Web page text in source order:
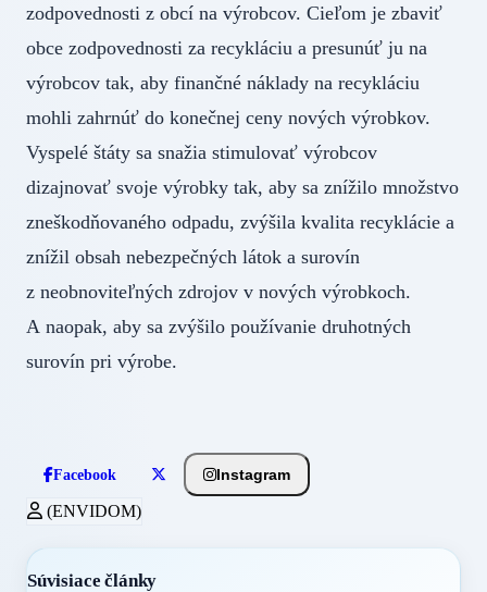
zodpovednosti z obcí na výrobcov. Cieľom je zbaviť
obce zodpovednosti za recykláciu a presunúť ju na
výrobcov tak, aby finančné náklady na recykláciu
mohli zahrnúť do konečnej ceny nových výrobkov.
Vyspelé štáty sa snažia stimulovať výrobcov
dizajnovať svoje výrobky tak, aby sa znížilo množstvo
zneškodňovaného odpadu, zvýšila kvalita recyklácie a
znížil obsah nebezpečných látok a surovín
z neobnoviteľných zdrojov v nových výrobkoch.
A naopak, aby sa zvýšilo používanie druhotných
surovín pri výrobe.
Facebook Instagram
(ENVIDOM)
Súvisiace články